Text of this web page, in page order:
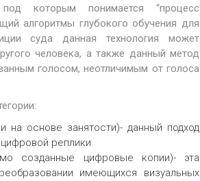
которым понимается “процесс
алгоритмы глубокого обучения для
суда данная технология может
человека, а также данный метод
голосом, неотличимым от голоса
на основе занятости)- данный подход
реплики
созданные цифровые копии)- эта
имеющихся визуальных